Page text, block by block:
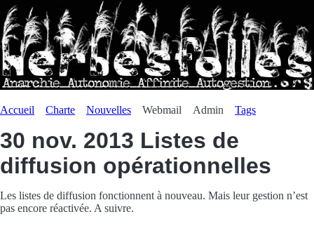
Accueil Charte Nouvelles Webmail Admin Tags
30 nov. 2013 Listes de
diffusion opérationnelles
Les listes de diffusion fonctionnent à nouveau. Mais leur gestion n’est
pas encore réactivée. A suivre.